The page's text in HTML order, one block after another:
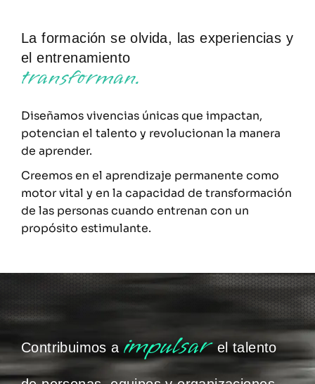
La formación se olvida, las experiencias y
el entrenamiento
transforman.
Diseñamos vivencias únicas que impactan,
potencian el talento y revolucionan la manera
de aprender.
Creemos en el aprendizaje permanente como
motor vital y en la capacidad de transformación
de las personas cuando entrenan con un
propósito estimulante.
Contribuimos aimpulsarel talento